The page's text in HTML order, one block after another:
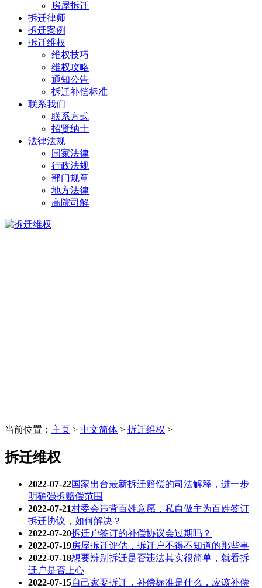
房屋拆迁
拆迁律师
拆迁案例
拆迁维权
维权技巧
维权攻略
通知公告
拆迁补偿标准
联系我们
联系方式
招贤纳士
法律法规
国家法律
行政法规
部门规章
地方法律
高院司解
当前位置： 主页 > 中文简体 > 拆迁维权 >
拆迁维权
2022-07-22国家出台最新拆迁赔偿的司法解释，进一步
明确强拆赔偿范围
2022-07-21村委会违背百姓意愿，私自做主为百姓签订
拆迁协议，如何解决？
2022-07-20拆迁户签订的补偿协议会过期吗？
2022-07-19房屋拆迁评估，拆迁户不得不知道的那些事
2022-07-18想要辨别拆迁是否违法其实很简单，就看拆
迁户是否上心
2022-07-15自己家要拆迁，补偿标准是什么，应该补偿